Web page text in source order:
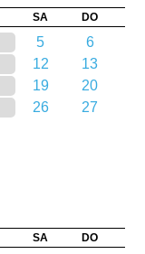
SA DO
5
6
12
13
19
20
26
27
SA DO